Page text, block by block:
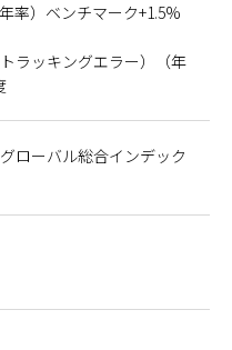
率）ベンチマーク+1.5%
ラッキングエラー）（年
ローバル総合インデック